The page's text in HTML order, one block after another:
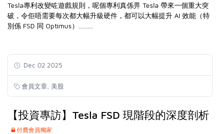
Tesla專利改變咗遊戲規則，呢個專利真係畀 Tesla 帶來一個重大突
破，令佢唔需要每次都大幅升級硬件，都可以大幅提升 AI 效能（特
別係 FSD 同 Optimus）..........
Dec 02 2025
會員文章 美股
【投資專訪】Tesla FSD 現階段的深度剖析
付費會員獨家